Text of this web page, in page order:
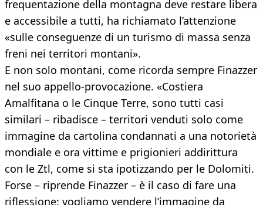
frequentazione della montagna deve restare libera
e accessibile a tutti, ha richiamato l’attenzione
«sulle conseguenze di un turismo di massa senza
freni nei territori montani».
E non solo montani, come ricorda sempre Finazzer
nel suo appello-provocazione. «Costiera
Amalfitana o le Cinque Terre, sono tutti casi
similari – ribadisce – territori venduti solo come
immagine da cartolina condannati a una notorietà
mondiale e ora vittime e prigionieri addirittura
con le Ztl, come si sta ipotizzando per le Dolomiti.
Forse – riprende Finazzer – è il caso di fare una
riflessione: vogliamo vendere l’immagine da